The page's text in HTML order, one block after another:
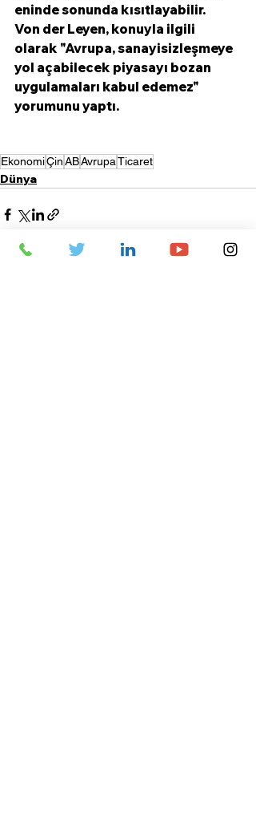
eninde sonunda kısıtlayabilir.
Von der Leyen, konuyla ilgili
olarak "Avrupa, sanayisizleşmeye
yol açabilecek piyasayı bozan
uygulamaları kabul edemez"
yorumunu yaptı.
EkonomiÇinABAvrupaTicaret
Dünya